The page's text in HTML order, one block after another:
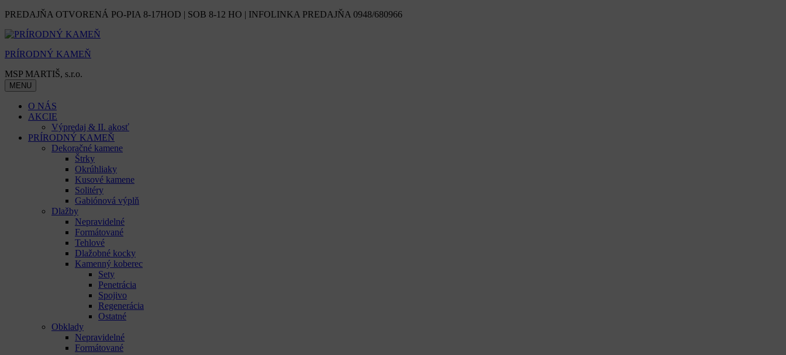
Skip
content
PREDAJŇA OTVORENÁ PO-PIA 8-17HOD | SOB 8-12 HO | INFOLINKA PREDAJŇA 0948/680966
PRÍRODNÝ KAMEŇ
MSP MARTIŠ, s.r.o.
MENU
O NÁS
AKCIE
Výpredaj & II. akosť
PRÍRODNÝ KAMEŇ
Dekoračné kamene
Štrky
Okrúhliaky
Kusové kamene
Solitéry
Gabiónová výplň
Dlažby
Nepravidelné
Formátované
Tehlové
Dlažobné kocky
Kamenný koberec
Sety
Penetrácia
Spojivo
Regenerácia
Ostatné
Obklady
Nepravidelné
Formátované